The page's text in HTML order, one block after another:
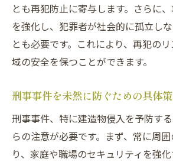
とも再犯防止に寄与します。さらに
を強化し、犯罪者が社会的に孤立し
とも必要です。これにより、再犯の
域の安全を保つことができます。
刑事事件を未然に防ぐための具体策
刑事事件、特に建造物侵入を予防す
らの注意が必要です。まず、常に周
り、家庭や職場のセキュリティを強